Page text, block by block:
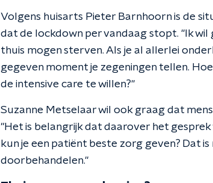
Volgens huisarts Pieter Barnhoorn is de
dat de lockdown per vandaag stopt. "Ik
thuis mogen sterven. Als je al allerlei
gegeven moment je zegeningen tellen.
de intensive care te willen?"
Suzanne Metselaar wil ook graag dat
"Het is belangrijk dat daarover het
kun je een patiënt beste zorg geven? Dat
doorbehandelen."